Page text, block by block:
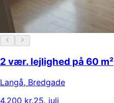
2 vær. lejlighed på 60 m²
Langå, Bredgade
4.200 kr.25. juli